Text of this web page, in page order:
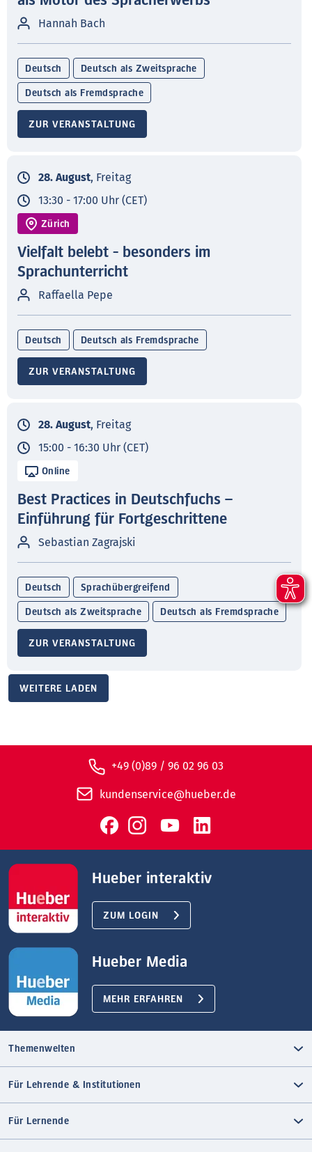
Hannah Bach
Deutsch Deutsch als Zweitsprache
Deutsch als Fremdsprache
ZUR VERANSTALTUNG
28. August, Freitag
13:30 - 17:00 Uhr (CET)
Zürich
Vielfalt belebt - besonders im
Sprachunterricht
Raffaella Pepe
Deutsch Deutsch als Fremdsprache
ZUR VERANSTALTUNG
28. August, Freitag
15:00 - 16:30 Uhr (CET)
Online
Best Practices in Deutschfuchs –
Einführung für Fortgeschrittene
Sebastian Zagrajski
Deutsch Sprachübergreifend
Deutsch als Zweitsprache Deutsch als Fremdsprache
ZUR VERANSTALTUNG
WEITERE LADEN
+49 (0)89 / 96 02 96 03
kundenservice@hueber.de
Hueber interaktiv
ZUM LOGIN
Hueber Media
MEHR ERFAHREN
Themenwelten
Für Lehrende & Institutionen
Für Lernende